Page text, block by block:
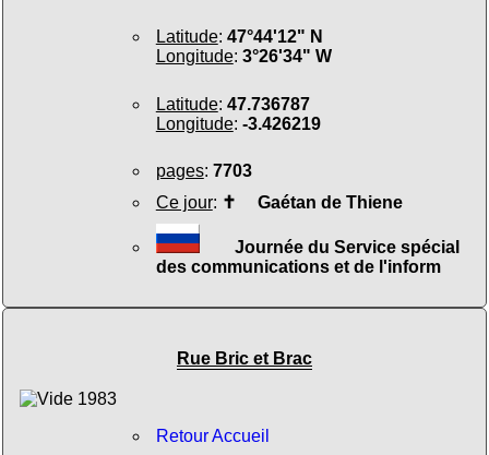
Latitude: 47°44'12" N
Longitude: 3°26'34" W
Latitude: 47.736787
Longitude: -3.426219
pages: 7703
Ce jour: ✝ Gaétan de Thiene
Journée du Service spécial
des communications et de l'inform
Rue Bric et Brac
Retour Accueil